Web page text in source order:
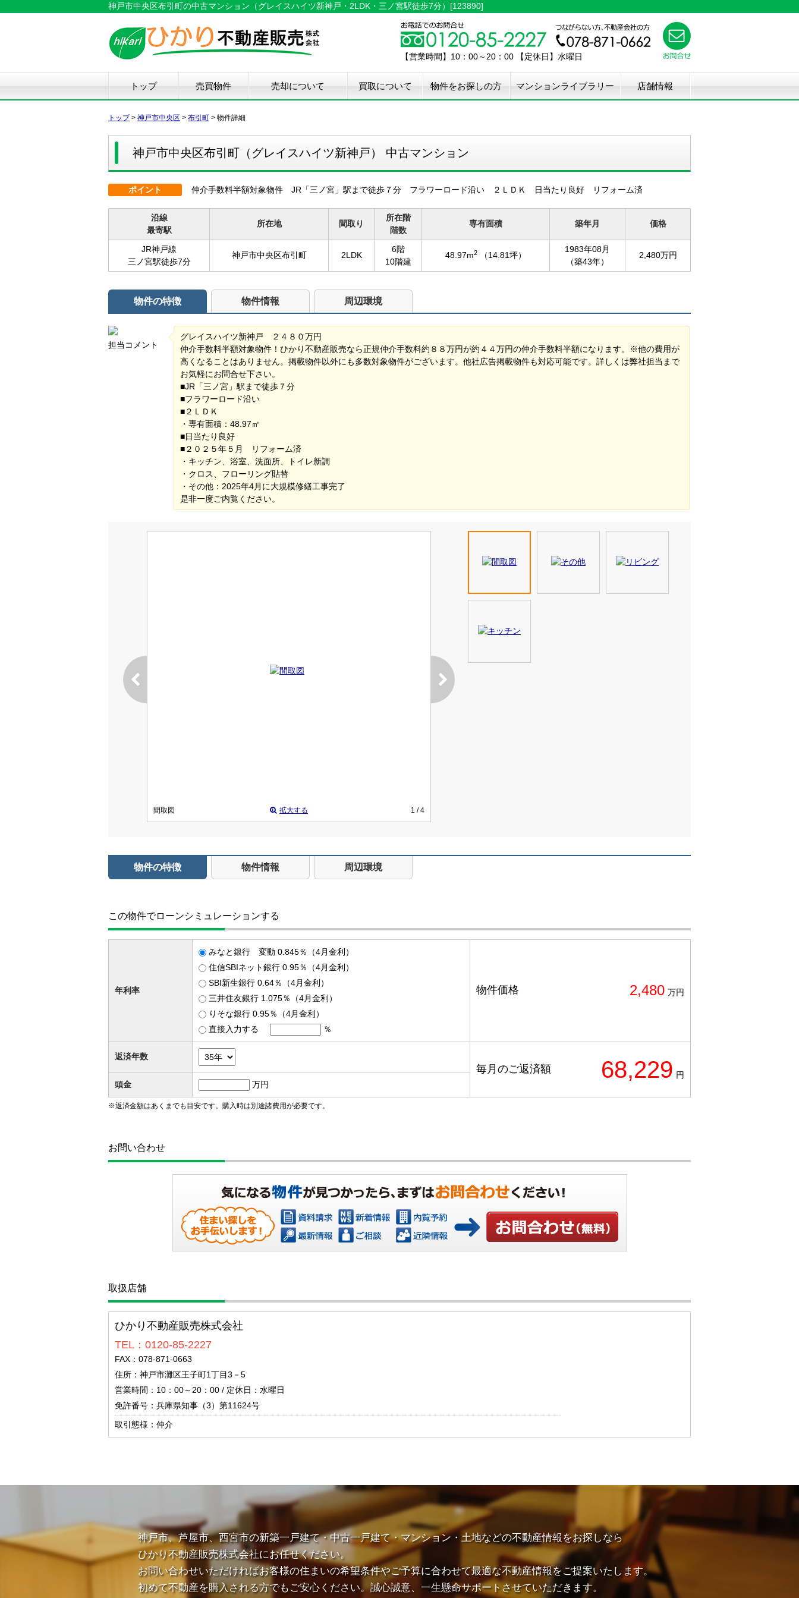
神戸市中央区布引町の中古マンション（グレイスハイツ新神戸・2LDK・三ノ宮駅徒歩7分）[123890]
【営業時間】10：00～20：00 【定休日】水曜日
トップ 売買物件
新築戸建て
中古戸建て
マンション
土地
売却について 買取について 物件をお探しの方 マンションライブラリー 店舗情報
トップ> 神戸市中央区 > 布引町 > 物件詳細
神戸市中央区布引町（グレイスハイツ新神戸） 中古マンション
ポイント 仲介手数料半額対象物件 JR「三ノ宮」駅まで徒歩７分 フラワーロード沿い ２ＬＤＫ 日当たり良好 リフォーム済
沿線
最寄駅
所在地 間取り
所在階
階数
専有面積 築年月 価格
JR神戸線
三ノ宮駅徒歩7分
神戸市中央区布引町 2LDK
6階
10階建
48.97m2 （14.81坪）
1983年08月
（築43年）
2,480万円
物件の特徴 物件情報 周辺環境
担当コメント
グレイスハイツ新神戸 ２４８０万円
仲介手数料半額対象物件！ひかり不動産販売なら正規仲介手数料約８８万円が約４４万円の仲介手数料半額になります。※他の費用が
高くなることはありません。掲載物件以外にも多数対象物件がございます。他社広告掲載物件も対応可能です。詳しくは弊社担当まで
お気軽にお問合せ下さい。
■JR「三ノ宮」駅まで徒歩７分
■フラワーロード沿い
■２ＬＤＫ
・専有面積：48.97㎡
■日当たり良好
■２０２５年５月 リフォーム済
・キッチン、浴室、洗面所、トイレ新調
・クロス、フローリング貼替
・その他：2025年4月に大規模修繕工事完了
是非一度ご内覧ください。
間取図 拡大する 1 / 4
物件の特徴 物件情報 周辺環境
この物件でローンシミュレーションする
年利率
みなと銀行 変動 0.845％（4月金利）
住信SBIネット銀行 0.95％（4月金利）
SBI新生銀行 0.64％（4月金利）
三井住友銀行 1.075％（4月金利）
りそな銀行 0.95％（4月金利）
直接入力する
％
物件価格 2,480 万円
返済年数
毎月のご返済額 68,229 円
頭金
万円
※返済金額はあくまでも目安です。購入時は別途諸費用が必要です。
お問い合わせ
取扱店舗
ひかり不動産販売株式会社
TEL：0120-85-2227
FAX：078-871-0663
住所：神戸市灘区王子町1丁目3－5
営業時間：10：00～20：00 / 定休日：水曜日
免許番号：兵庫県知事（3）第11624号
取引態様：仲介
神戸市、芦屋市、西宮市の新築一戸建て・中古一戸建て・マンション・土地などの不動産情報をお探しなら
ひかり不動産販売株式会社にお任せください。
お問い合わせいただければお客様の住まいの希望条件やご予算に合わせて最適な不動産情報をご提案いたします。
初めて不動産を購入される方でもご安心ください。誠心誠意、一生懸命サポートさせていただきます。